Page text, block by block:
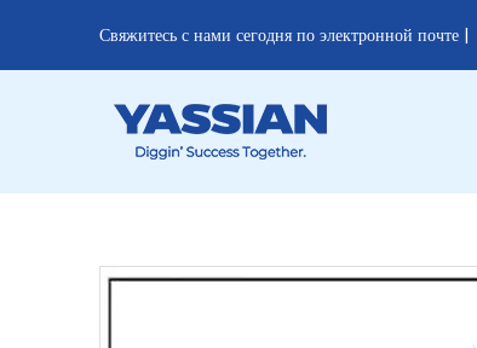
Свяжитесь с нами сегодня по электронной почте |